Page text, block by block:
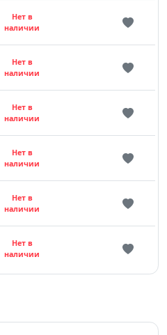
Нет в
наличии
Нет в
наличии
Нет в
наличии
Нет в
наличии
Нет в
наличии
Нет в
наличии